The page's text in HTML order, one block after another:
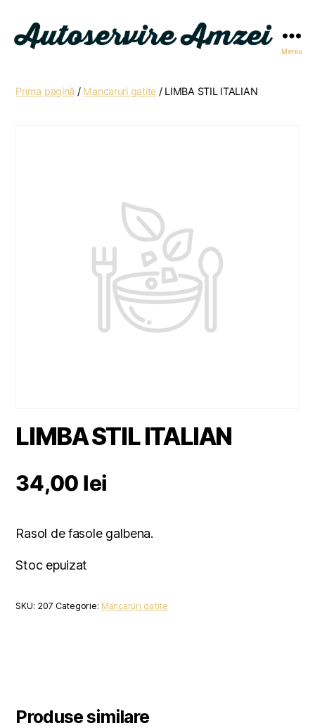
Meniu
Prima pagină / Mancaruri gatite / LIMBA STIL ITALIAN
LIMBA STIL ITALIAN
34,00 lei
Rasol de fasole galbena.
Stoc epuizat
SKU: 207 Categorie: Mancaruri gatite
Produse similare